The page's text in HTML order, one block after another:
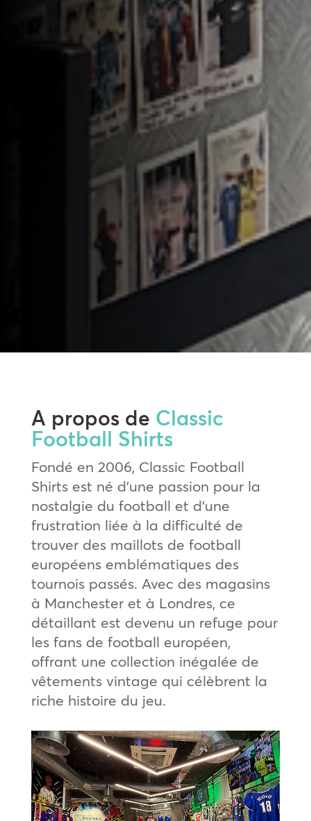
A propos de Classic
Football Shirts
Fondé en 2006, Classic Football
Shirts est né d’une passion pour la
nostalgie du football et d’une
frustration liée à la difficulté de
trouver des maillots de football
européens emblématiques des
tournois passés. Avec des magasins
à Manchester et à Londres, ce
détaillant est devenu un refuge pour
les fans de football européen,
offrant une collection inégalée de
vêtements vintage qui célèbrent la
riche histoire du jeu.